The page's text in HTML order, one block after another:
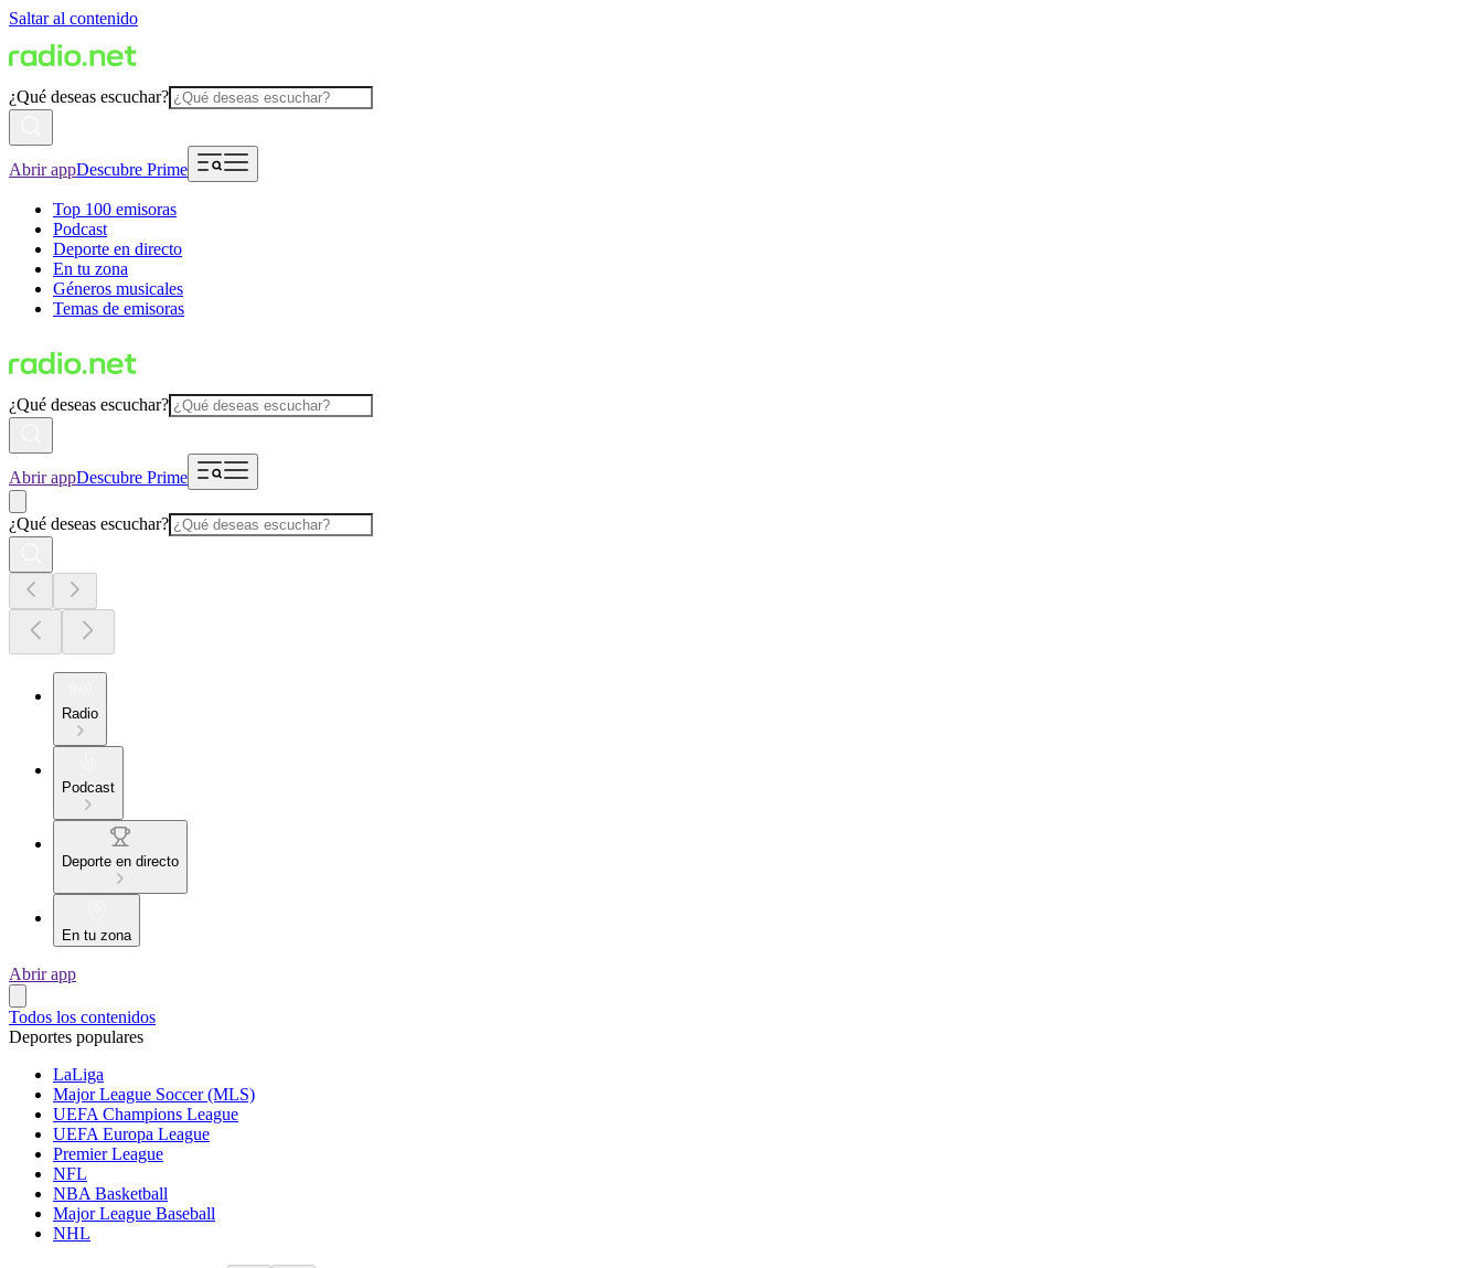
Saltar al contenido
¿Qué deseas escuchar?
Abrir appDescubre Prime
Top 100 emisoras
Podcast
Deporte en directo
En tu zona
Géneros musicales
Temas de emisoras
¿Qué deseas escuchar?
Abrir appDescubre Prime
¿Qué deseas escuchar?
Radio
Podcast
Deporte en directo
En tu zona
Abrir app
Todos los contenidos
Deportes populares
LaLiga
Major League Soccer (MLS)
UEFA Champions League
UEFA Europa League
Premier League
NFL
NBA Basketball
Major League Baseball
NHL